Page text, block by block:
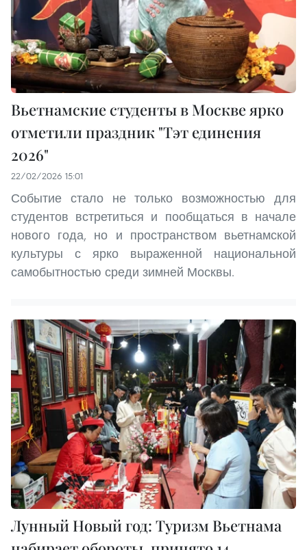
Вьетнамские студенты в Москве ярко
отметили праздник "Тэт единения
2026"
22/02/2026 15:01
Событие стало не только возможностью для
студентов встретиться и пообщаться в начале
нового года, но и пространством вьетнамской
культуры с ярко выраженной национальной
самобытностью среди зимней Москвы.
Лунный Новый год: Туризм Вьетнама